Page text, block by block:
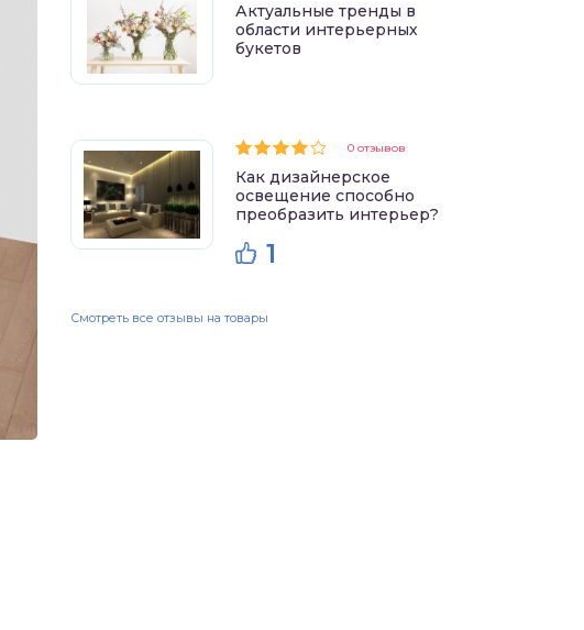
Актуальные тренды в
области интерьерных
букетов
0 отзывов
Как дизайнерское
освещение способно
преобразить интерьер?
1
Смотреть все отзывы на товары